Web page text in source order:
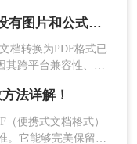
率高的方法。每个步
你10分钟内搞定转
word转pdf三种方法：按文件有没有图片和公式分开选！
档转换为PDF格式已
其跨平台兼容性、格
转换为PDF的方
法详解！
便携式文档格式）
它能够完美保留原